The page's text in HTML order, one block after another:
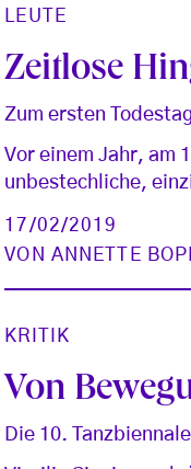
LEUTE
Zeitlose
Zum ersten
Vor einem Jahr, am
unbestechliche,
17/02/2019
VON ANNETTE
KRITIK
Von
Die 10.